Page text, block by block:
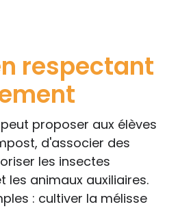
respectant
proposer aux élèves
d'associer des
les insectes
les animaux auxiliaires.
: cultiver la mélisse